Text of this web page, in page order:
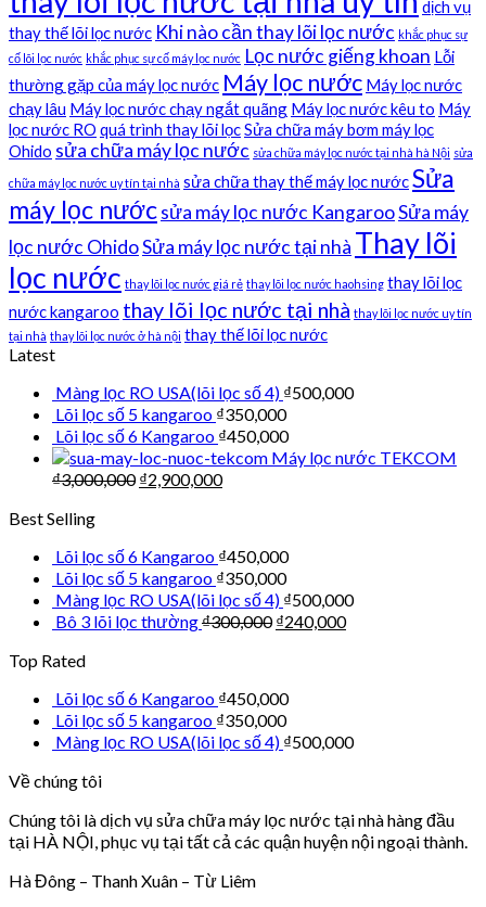
dịch vụ
thay thế lõi lọc nước Khi nào cần thay lõi lọc nước khắc phục sự
cố lõi lọc nước khắc phục sự cố máy lọc nước Lọc nước giếng khoan Lỗi
thường gặp của máy lọc nước Máy lọc nước Máy lọc nước
chạy lâu Máy lọc nước chạy ngắt quãng Máy lọc nước kêu to Máy
lọc nước RO quá trình thay lõi lọcSửa chữa máy bơm máy lọc
Ohido sửa chữa máy lọc nước sửa chữa máy lọc nước tại nhà hà Nội sửa
chữa máy lọc nước uy tín tại nhà sửa chữa thay thế máy lọc nướcSửa
máy lọc nướcsửa máy lọc nước KangarooSửa máy
lọc nước OhidoSửa máy lọc nước tại nhà Thay lõi
lọc nước thay lõi lọc nước giá rẻ thay lõi lọc nước haohsing thay lõi lọc
nước kangaroo thay lõi lọc nước tại nhà thay lõi lọc nước uy tín
tại nhà thay lõi lọc nước ở hà nội thay thế lõi lọc nước
Latest
Màng lọc RO USA(lõi lọc số 4) ₫500,000
Lõi lọc số 5 kangaroo ₫350,000
Lõi lọc số 6 Kangaroo ₫450,000
Máy lọc nước TEKCOM
₫3,000,000 ₫2,900,000
Best Selling
Lõi lọc số 6 Kangaroo ₫450,000
Lõi lọc số 5 kangaroo ₫350,000
Màng lọc RO USA(lõi lọc số 4) ₫500,000
Bô 3 lõi lọc thường₫300,000 ₫240,000
Top Rated
Lõi lọc số 6 Kangaroo ₫450,000
Lõi lọc số 5 kangaroo ₫350,000
Màng lọc RO USA(lõi lọc số 4) ₫500,000
Về chúng tôi
Chúng tôi là dịch vụ sửa chữa máy lọc nước tại nhà hàng đầu
tại HÀ NỘI, phục vụ tại tất cả các quận huyện nội ngoại thành.
Hà Đông – Thanh Xuân – Từ Liêm